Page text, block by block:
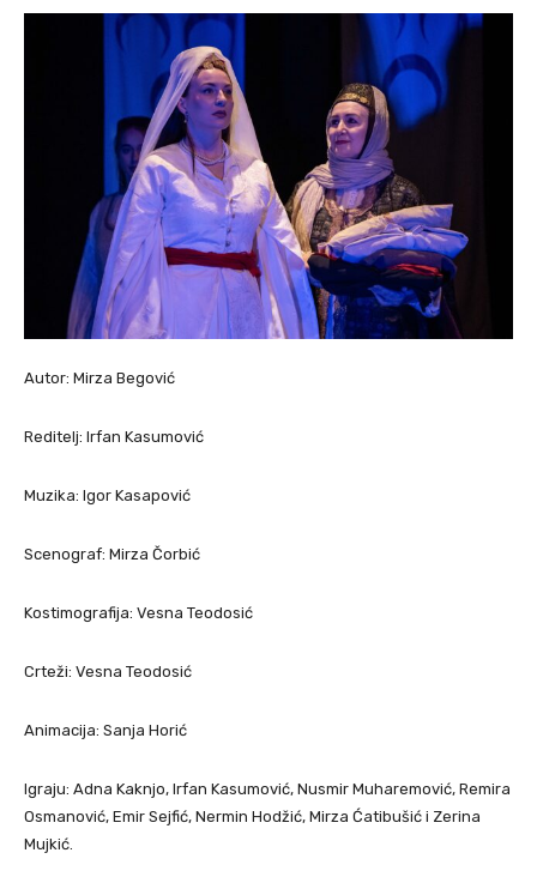
Autor: Mirza Begović
Reditelj: Irfan Kasumović
Muzika: Igor Kasapović
Scenograf: Mirza Čorbić
Kostimografija: Vesna Teodosić
Crteži: Vesna Teodosić
Animacija: Sanja Horić
Igraju: Adna Kaknjo, Irfan Kasumović, Nusmir Muharemović, Remira
Osmanović, Emir Sejfić, Nermin Hodžić, Mirza Ćatibušić i Zerina
Mujkić.